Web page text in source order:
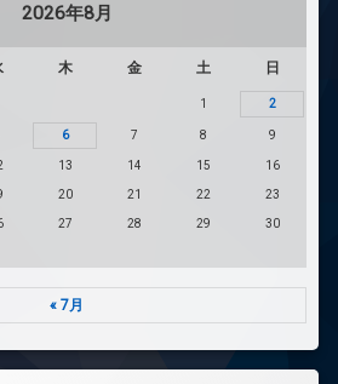
2026年8月
木 金 土 日
1 2
6 7 8 9
13 14 15 16
20 21 22 23
27 28 29 30
« 7月